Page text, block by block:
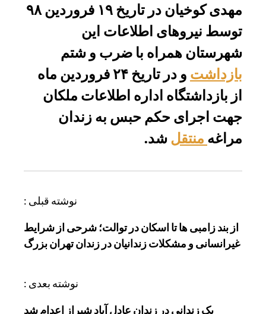
مهدی کوخیان در تاریخ ۱۹ فروردین ۹۸
توسط نیروهای اطلاعات این
شهرستان همراه با ضرب و شتم
بازداشت
و در تاریخ ۲۴ فروردین ماه
از بازداشتگاه اداره اطلاعات ملکان
جهت اجرای حکم حبس به زندان
مراغه منتقل شد.
ه
ب
نوشته قبلی :
از بند زامبی ها تا اسکان در توالت؛ شرحی از شرایط
غیرانسانی و مشکلات زندانیان در زندان تهران بزرگ
نوشته بعدی :
یک زندانی در زندان عادل آباد شیراز اعدام شد